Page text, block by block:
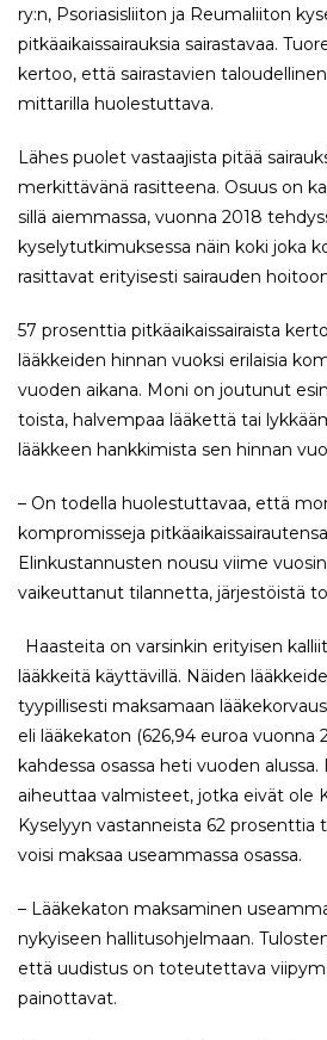
ry:n, Psoriasisliiton ja Reumaliiton
pitkäaikaissairauksia sairastavaa.
kertoo, että sairastavien
mittarilla huolestuttava.
Lähes puolet vastaajista pitää
merkittävänä rasitteena. Osuus on
sillä aiemmassa, vuonna 2018
kyselytutkimuksessa näin koki joka
rasittavat erityisesti sairauden
57 prosenttia pitkäaikaissairaista
lääkkeiden hinnan vuoksi erilaisia
vuoden aikana. Moni on joutunut
toista, halvempaa lääkettä tai
lääkkeen hankkimista sen hinnan
– On todella huolestuttavaa, että
kompromisseja
Elinkustannusten nousu viime
vaikeuttanut tilannetta, järjestöistä
Haasteita on varsinkin erityisen
lääkkeitä käyttävillä. Näiden
tyypillisesti maksamaan
eli lääkekaton (626,94 euroa vuonna
kahdessa osassa heti vuoden
aiheuttaa valmisteet, jotka eivät ole
Kyselyyn vastanneista 62 prosenttia
voisi maksaa useammassa osassa.
– Lääkekaton maksaminen
nykyiseen hallitusohjelmaan.
että uudistus on toteutettava
painottavat.